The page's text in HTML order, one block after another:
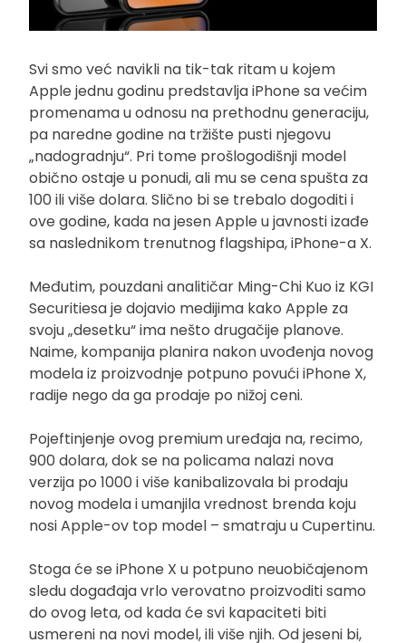
Svi smo već navikli na tik-tak ritam u kojem
Apple jednu godinu predstavlja iPhone sa većim
promenama u odnosu na prethodnu generaciju,
pa naredne godine na tržište pusti njegovu
„nadogradnju“. Pri tome prošlogodišnji model
obično ostaje u ponudi, ali mu se cena spušta za
100 ili više dolara. Slično bi se trebalo dogoditi i
ove godine, kada na jesen Apple u javnosti izađe
sa naslednikom trenutnog flagshipa, iPhone-a X.
Međutim, pouzdani analitičar Ming-Chi Kuo iz KGI
Securitiesa je dojavio medijima kako Apple za
svoju „desetku“ ima nešto drugačije planove.
Naime, kompanija planira nakon uvođenja novog
modela iz proizvodnje potpuno povući iPhone X,
radije nego da ga prodaje po nižoj ceni.
Pojeftinjenje ovog premium uređaja na, recimo,
900 dolara, dok se na policama nalazi nova
verzija po 1000 i više kanibalizovala bi prodaju
novog modela i umanjila vrednost brenda koju
nosi Apple-ov top model – smatraju u Cupertinu.
Stoga će se iPhone X u potpuno neuobičajenom
sledu događaja vrlo verovatno proizvoditi samo
do ovog leta, od kada će svi kapaciteti biti
usmereni na novi model, ili više njih. Od jeseni bi,